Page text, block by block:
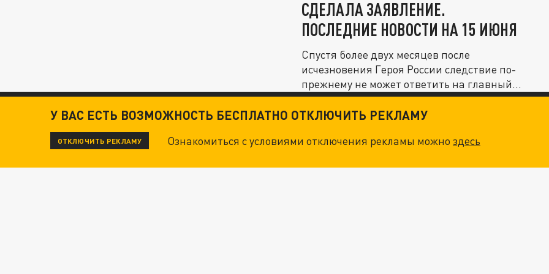
СДЕЛАЛА ЗАЯВЛЕНИЕ.
ПОСЛЕДНИЕ НОВОСТИ НА 15 ИЮНЯ
Спустя более двух месяцев после
исчезновения Героя России следствие по-
прежнему не может ответить на главный...
У ВАС ЕСТЬ ВОЗМОЖНОСТЬ БЕСПЛАТНО ОТКЛЮЧИТЬ РЕКЛАМУ
ОТКЛЮЧИТЬ РЕКЛАМУ Ознакомиться с условиями отключения рекламы можноздесь